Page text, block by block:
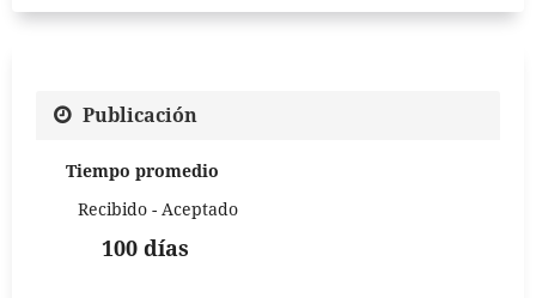
Publicación
Tiempo promedio
Recibido - Aceptado
100 días